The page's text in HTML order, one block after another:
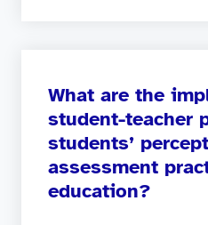
What are the
student-teacher
students’
assessment
education?